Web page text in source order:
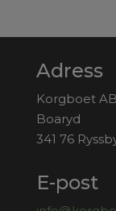
Adress
Korgboet AB
Boaryd
341 76
E-post